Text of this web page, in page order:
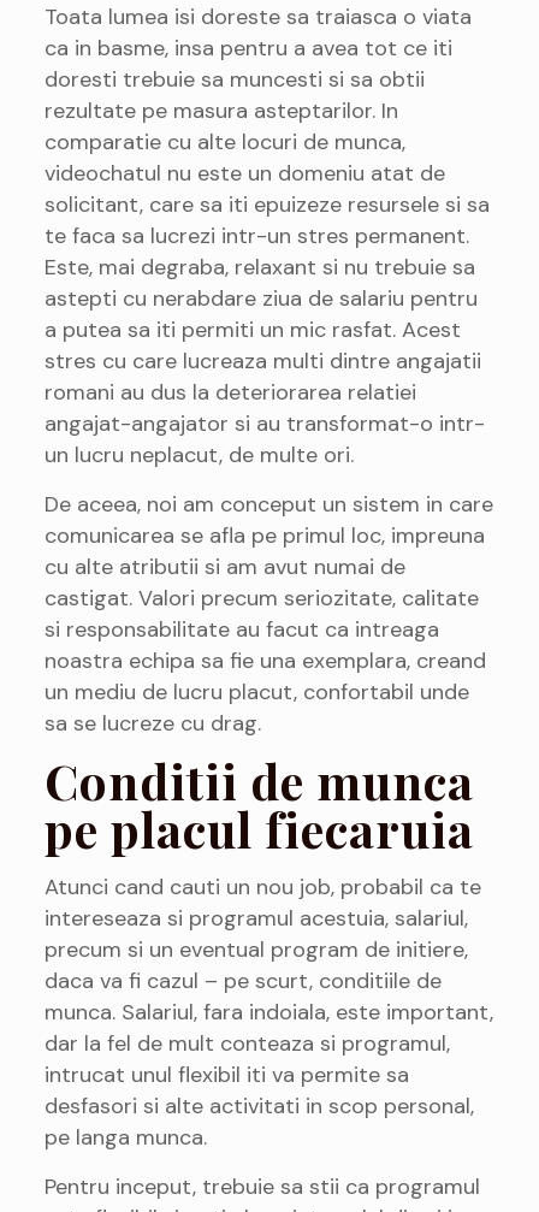
Toata lumea isi doreste sa traiasca o viata
ca in basme, insa pentru a avea tot ce iti
doresti trebuie sa muncesti si sa obtii
rezultate pe masura asteptarilor. In
comparatie cu alte locuri de munca,
videochatul nu este un domeniu atat de
solicitant, care sa iti epuizeze resursele si sa
te faca sa lucrezi intr-un stres permanent.
Este, mai degraba, relaxant si nu trebuie sa
astepti cu nerabdare ziua de salariu pentru
a putea sa iti permiti un mic rasfat. Acest
stres cu care lucreaza multi dintre angajatii
romani au dus la deteriorarea relatiei
angajat-angajator si au transformat-o intr-
un lucru neplacut, de multe ori.
De aceea, noi am conceput un sistem in care
comunicarea se afla pe primul loc, impreuna
cu alte atributii si am avut numai de
castigat. Valori precum seriozitate, calitate
si responsabilitate au facut ca intreaga
noastra echipa sa fie una exemplara, creand
un mediu de lucru placut, confortabil unde
sa se lucreze cu drag.
Conditii de munca
pe placul fiecaruia
Atunci cand cauti un nou job, probabil ca te
intereseaza si programul acestuia, salariul,
precum si un eventual program de initiere,
daca va fi cazul – pe scurt, conditiile de
munca. Salariul, fara indoiala, este important,
dar la fel de mult conteaza si programul,
intrucat unul flexibil iti va permite sa
desfasori si alte activitati in scop personal,
pe langa munca.
Pentru inceput, trebuie sa stii ca programul